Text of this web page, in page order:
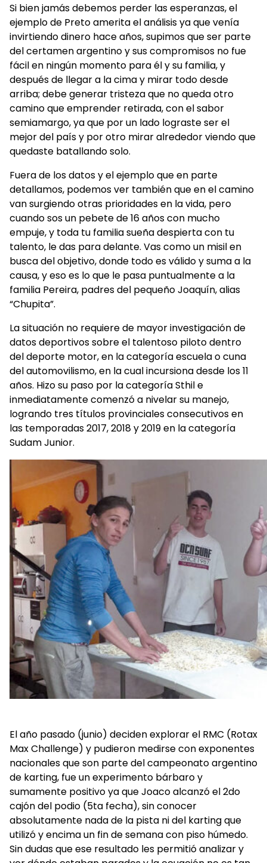
Si bien jamás debemos perder las esperanzas, el
ejemplo de Preto amerita el análisis ya que venía
invirtiendo dinero hace años, supimos que ser parte
del certamen argentino y sus compromisos no fue
fácil en ningún momento para él y su familia, y
después de llegar a la cima y mirar todo desde
arriba; debe generar tristeza que no queda otro
camino que emprender retirada, con el sabor
semiamargo, ya que por un lado lograste ser el
mejor del país y por otro mirar alrededor viendo que
quedaste batallando solo.
Fuera de los datos y el ejemplo que en parte
detallamos, podemos ver también que en el camino
van surgiendo otras prioridades en la vida, pero
cuando sos un pebete de 16 años con mucho
empuje, y toda tu familia sueña despierta con tu
talento, le das para delante. Vas como un misil en
busca del objetivo, donde todo es válido y suma a la
causa, y eso es lo que le pasa puntualmente a la
familia Pereira, padres del pequeño Joaquín, alias
“Chupita”.
La situación no requiere de mayor investigación de
datos deportivos sobre el talentoso piloto dentro
del deporte motor, en la categoría escuela o cuna
del automovilismo, en la cual incursiona desde los 11
años. Hizo su paso por la categoría Sthil e
inmediatamente comenzó a nivelar su manejo,
logrando tres títulos provinciales consecutivos en
las temporadas 2017, 2018 y 2019 en la categoría
Sudam Junior.
El año pasado (junio) deciden explorar el RMC (Rotax
Max Challenge) y pudieron medirse con exponentes
nacionales que son parte del campeonato argentino
de karting, fue un experimento bárbaro y
sumamente positivo ya que Joaco alcanzó el 2do
cajón del podio (5ta fecha), sin conocer
absolutamente nada de la pista ni del karting que
utilizó y encima un fin de semana con piso húmedo.
Sin dudas que ese resultado les permitió analizar y